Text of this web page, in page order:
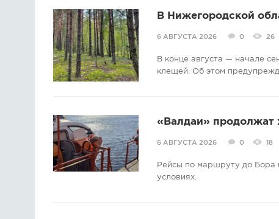
В Нижегородской
6 АВГУСТА 2026 0 26
В конце августа — начале
клещей. Об этом
«Валдаи» продолжат
6 АВГУСТА 2026 0 18
Рейсы по маршруту до Бора
условиях.